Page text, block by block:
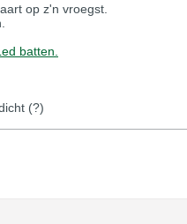
op z'n vroegst.
batten.
(?)